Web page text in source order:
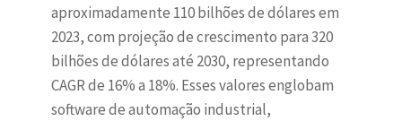
aproximadamente 110 bilhões de dólares em
2023, com projeção de crescimento para 320
bilhões de dólares até 2030, representando
CAGR de 16% a 18%. Esses valores englobam
software de automação industrial,